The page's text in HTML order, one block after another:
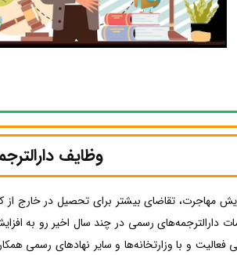
وظایف
مهاجرت، تقاضای بیشتر برای تحصیل در خارج
دارالترجمه‌های رسمی در چند سال اخیر رو به
فعالیت و با وزارتخانه‌ها و سایر نهادهای رسمی